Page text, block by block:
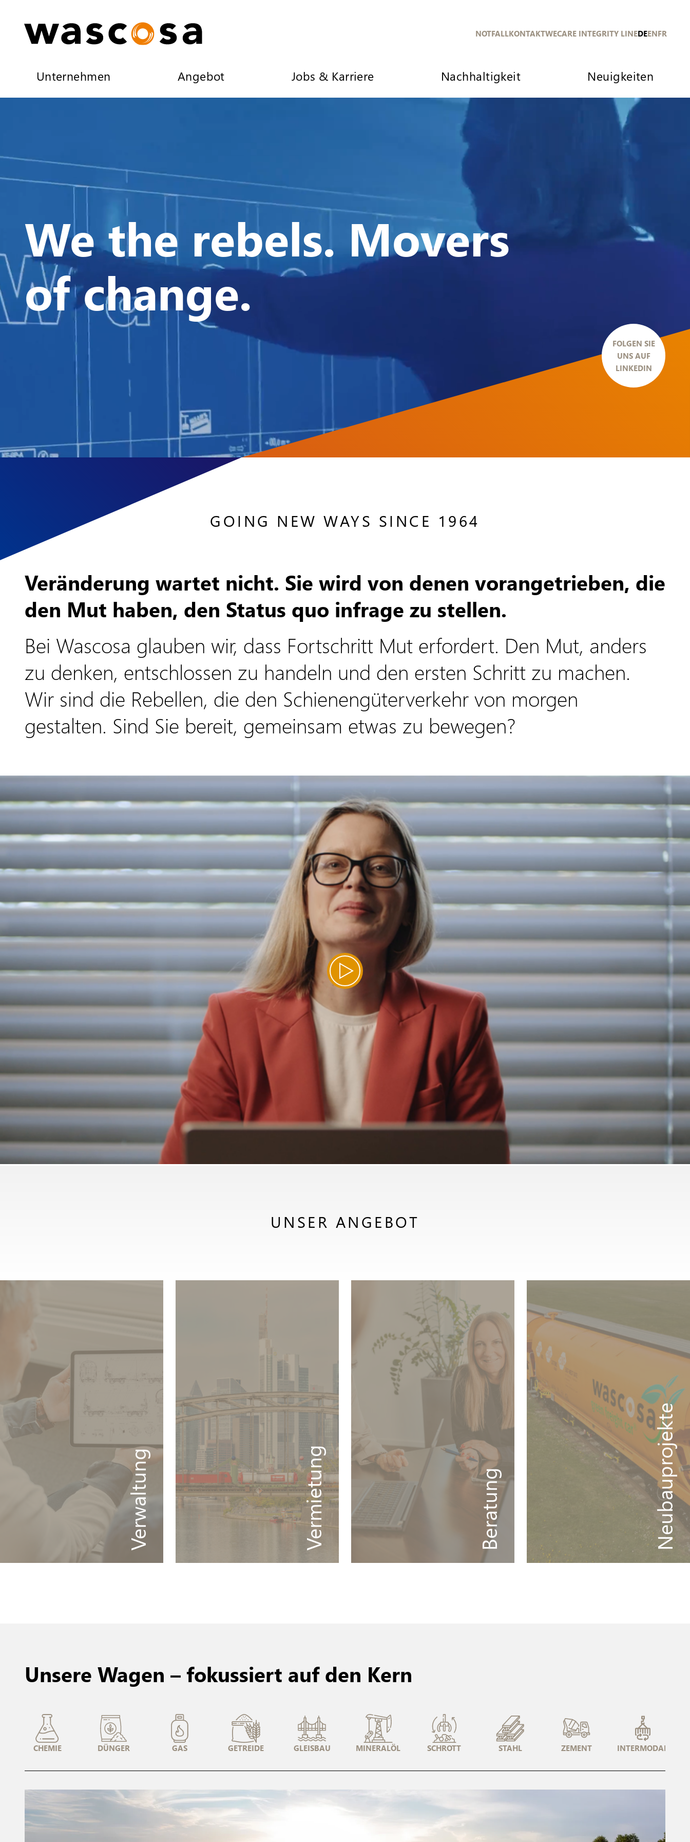
NOTFALLKONTAKTWECARE INTEGRITY LINEDEENFR
Unternehmen Angebot Jobs & Karriere Nachhaltigkeit Neuigkeiten
We the rebels. Movers
of change.
FOLGEN SIE
UNS AUF
LINKEDIN
GOING NEW WAYS SINCE 1964
Veränderung wartet nicht. Sie wird von denen vorangetrieben, die
den Mut haben, den Status quo infrage zu stellen.
Bei Wascosa glauben wir, dass Fortschritt Mut erfordert. Den Mut, anders
zu denken, entschlossen zu handeln und den ersten Schritt zu machen.
Wir sind die Rebellen, die den Schienengüterverkehr von morgen
gestalten. Sind Sie bereit, gemeinsam etwas zu bewegen?
UNSER ANGEBOT
Verwaltung Vermietung Beratung Neubauprojekte
Unsere Wagen – fokussiert auf den Kern
CHEMIE DÜNGER GAS GETREIDE GLEISBAU MINERALÖL SCHROTT STAHL ZEMENT INTERMODAL